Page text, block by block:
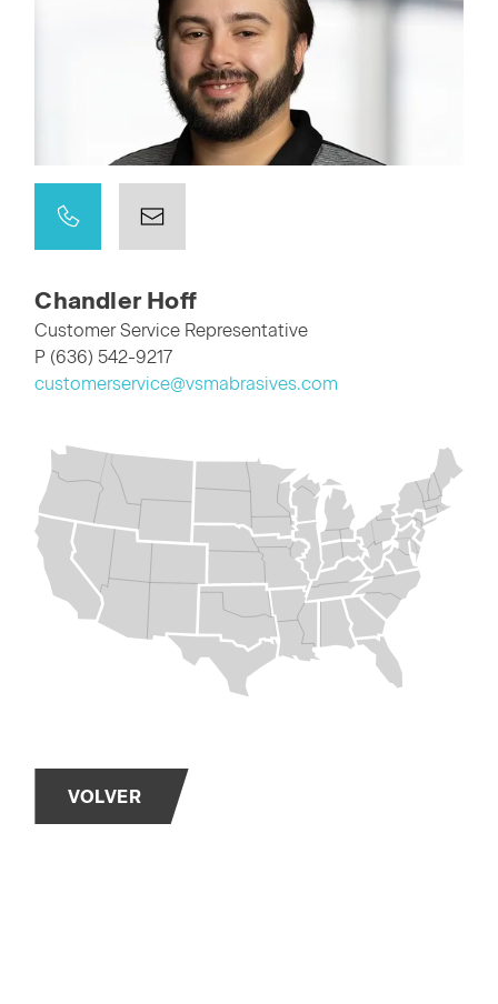
Chandler Hoff
Customer Service Representative
P (636) 542-9217
customerservice@vsmabrasives.com
VOLVER